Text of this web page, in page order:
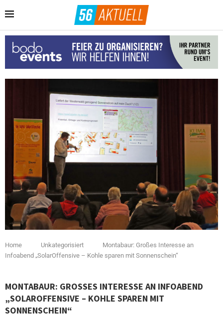
Home Unkategorisiert
Montabaur: Großes Interesse an
Infoabend „SolarOffensive – Kohle sparen mit Sonnenschein“
MONTABAUR: GROSSES INTERESSE AN INFOABEND „
SOLAROFFENSIVE – KOHLE SPAREN MIT S
ONNENSCHEIN“